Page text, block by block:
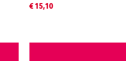
€ 15,10